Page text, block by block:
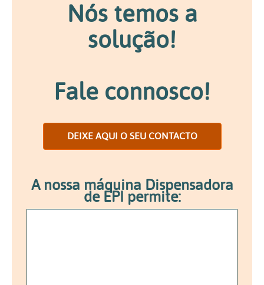
Nós temos a
solução!
Fale connosco!
DEIXE AQUI O SEU CONTACTO
A nossa máquina Dispensadora
de EPI permite: